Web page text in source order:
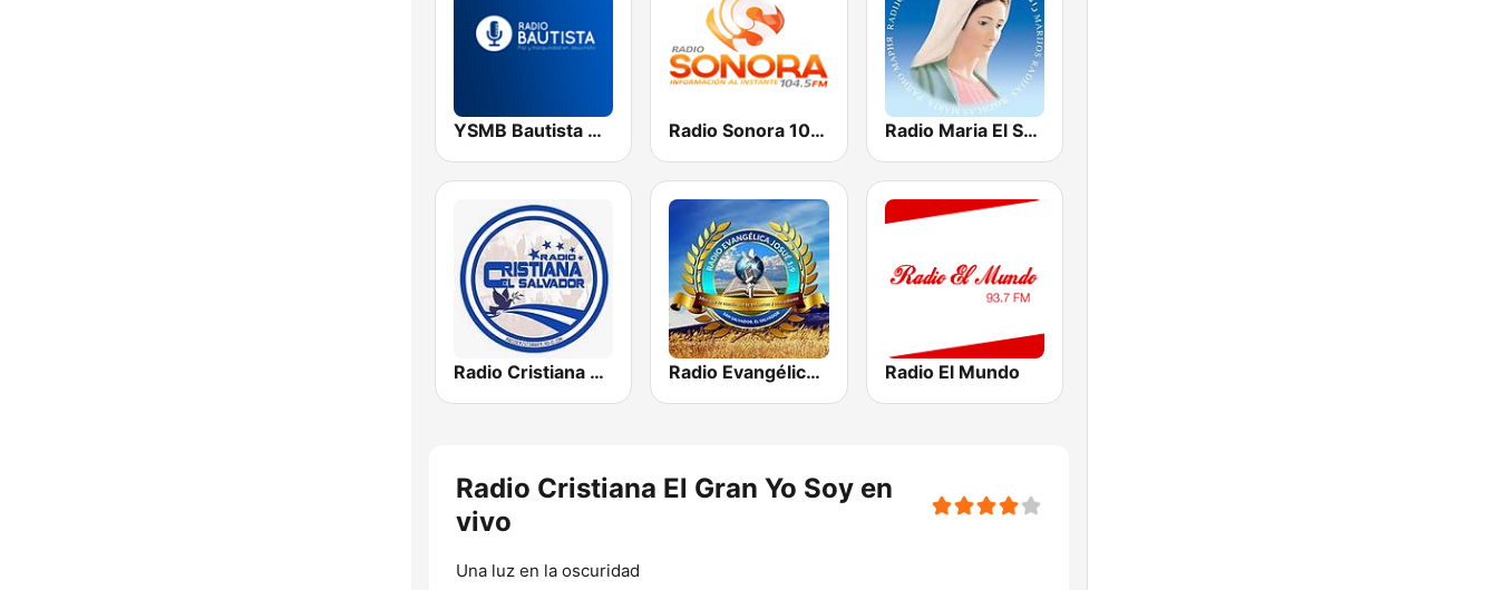
YSMB Bautista 89.7 FM Radio Sonora 104.5 FM Radio Maria El Salvador
Radio Cristiana El Salvador Radio Evangélica Josué Radio El Mundo
Radio Cristiana El Gran Yo Soy en
vivo
Una luz en la oscuridad